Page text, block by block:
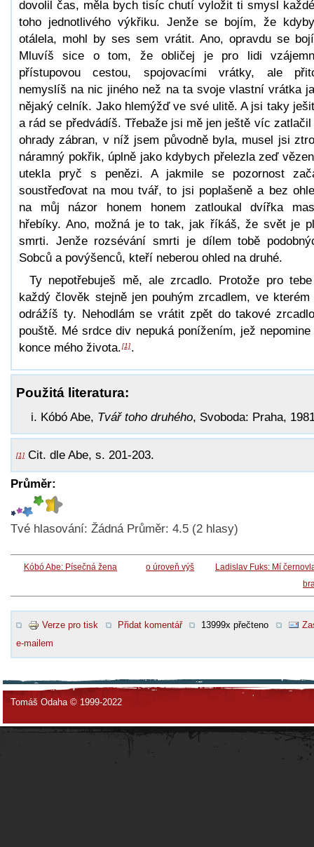
dovolil čas, měla bych tisíc chutí vyložit ti smysl
toho jednotlivého výkřiku. Jenže se bojím, že
otálela, mohl by ses sem vrátit. Ano, opravdu se
Mluvíš sice o tom, že obličej je pro lidi
přístupovou cestou, spojovacími vrátky, ale
nemyslíš na nic jiného než na ta svoje vlastní vrátka
nějaký celník. Jako hlemýžď ve své ulitě. A jsi taky
a rád se předvádíš. Třebaže jsi mě jen ještě víc zatlačil
ohrady zábran, v níž jsem původně byla, musel jsi
náramný pokřik, úplně jako kdybych přelezla zeď
utekla pryč s penězi. A jakmile se pozornost
soustřeďovat na mou tvář, to jsi poplašeně a bez
na můj názor honem honem zatloukal dvířka
hřebíky. Ano, možná je to tak, jak říkáš, že svět je
smrti. Jenže rozsévání smrti je dílem tobě
Sobců a povýšenců, kteří neberou ohled na druhé.
Ty nepotřebuješ mě, ale zrcadlo. Protože pro
každý člověk stejně jen pouhým zrcadlem, ve kterém
odrážíš ty. Nehodlám se vrátit zpět do takové
pouště. Mé srdce div nepuká ponížením, jež nepomine
konce mého života.[1].
Použitá literatura:
Kóbó Abe, Tvář toho druhého, Svoboda: Praha,
[1] Cit. dle Abe, s. 201-203.
Průměr:
Tvé hlasování: Žádná Průměr: 4.5 (2 hlasy)
Kóbó Abe: Písečná žena o úroveň výš
Ladislav Fuks: Mí
Verze pro tisk Přidat komentář 13999x přečteno
e-mailem
Tomáš Odaha © 1999-2022